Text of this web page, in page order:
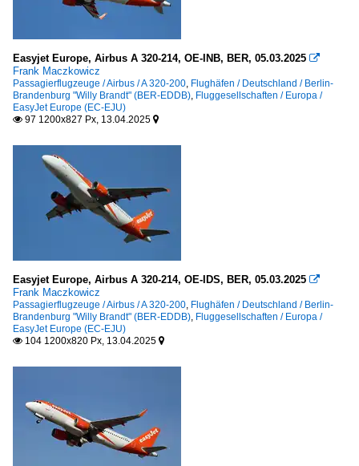
Easyjet Europe, Airbus A 320-214, OE-INB, BER, 05.03.2025 
Frank Maczkowicz
Passagierflugzeuge / Airbus / A 320-200 Flughäfen / Deutschland / Berlin-
Brandenburg "Willy Brandt" (BER-EDDB) Fluggesellschaften / Europa /
EasyJet Europe (EC-EJU)
 97 1200x827 Px, 13.04.2025 
Easyjet Europe, Airbus A 320-214, OE-IDS, BER, 05.03.2025 
Frank Maczkowicz
Passagierflugzeuge / Airbus / A 320-200 Flughäfen / Deutschland / Berlin-
Brandenburg "Willy Brandt" (BER-EDDB) Fluggesellschaften / Europa /
EasyJet Europe (EC-EJU)
 104 1200x820 Px, 13.04.2025 